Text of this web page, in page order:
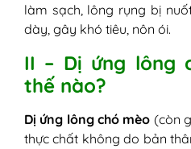
làm sạch, lông rụng bị
dày, gây khó tiêu, nôn ói.
II – Dị ứng lông
thế nào?
Dị ứng lông chó mèo (còn
thực chất không do bản